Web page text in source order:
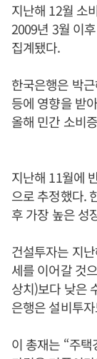
지난해 12월 소
2009년 3월 이
집계됐다.
한국은행은 박
등에 영향을 받
올해 민간 소비
지난해 11월에
으로 추정했다.
후 가장 높은 성
건설투자는 지
세를 이어갈 것
상치)보다 낮은
은행은 설비투
이 총재는 “주